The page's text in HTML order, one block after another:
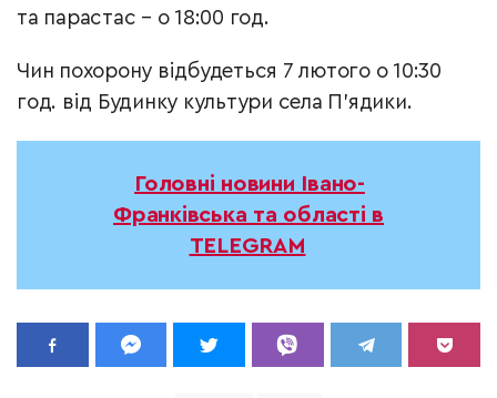
та парастас – о 18:00 год.
Чин похорону відбудеться 7 лютого о 10:30
год. від Будинку культури села П’ядики.
Головні новини Івано-
Франківська та області в
TELEGRAM